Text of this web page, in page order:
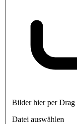
Bilder hier per
Datei auswählen